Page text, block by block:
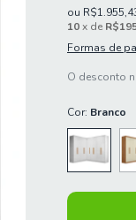
ou
10x de
Formas de
O desconto
Cor: Branco